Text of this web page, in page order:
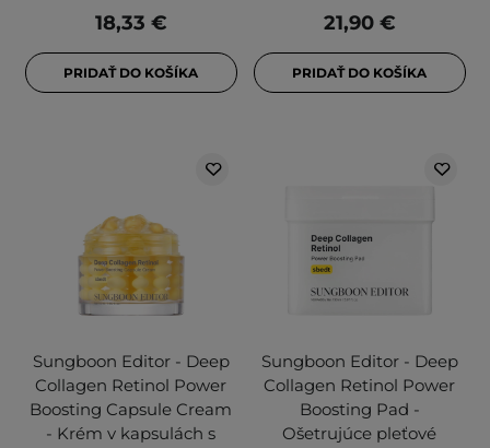
18,33 €
PRIDAŤ DO KOŠÍKA
21,90 €
PRIDAŤ DO KOŠÍKA
Sungboon Editor - Deep
Collagen Retinol Power
Boosting Capsule Cream
- Krém v kapsulách s
Sungboon Editor - Deep
Collagen Retinol Power
Boosting Pad -
Ošetrujúce pleťové